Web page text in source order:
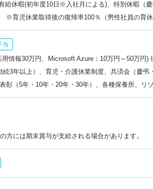
給休暇(初年度10日※入社月による)、特別休暇（
育児休業取得後の復帰率100％（男性社員の育休
当
情報30万円、Microsoft Azure：10万円～50万円)
続3年以上）、育児・介護休業制度、共済会（慶
彰（5年・10年・20年・30年）、各種保養所、
方には期末賞与が支給される場合があります。